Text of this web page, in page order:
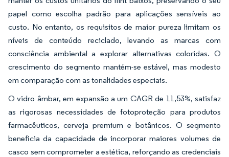
papel como escolha padrão para aplicações sensíveis ao
custo. No entanto, os requisitos de maior pureza limitam os
níveis de conteúdo reciclado, levando as marcas com
consciência ambiental a explorar alternativas coloridas. O
crescimento do segmento mantém-se estável, mas modesto
em comparação com as tonalidades especiais.
O vidro âmbar, em expansão a um CAGR de 11,53%, satisfaz
as rigorosas necessidades de fotoproteção para produtos
farmacêuticos, cerveja premium e botânicos. O segmento
beneficia da capacidade de incorporar maiores volumes de
casco sem comprometer a estética, reforçando as credenciais